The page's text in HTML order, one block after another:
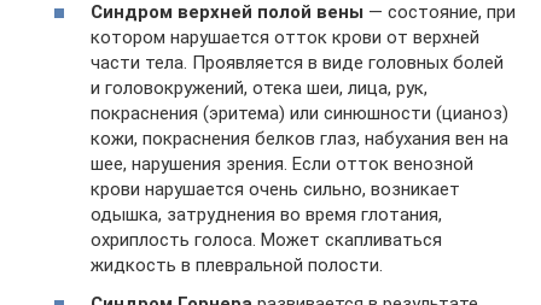
Синдром верхней полой вены — состояние, при
котором нарушается отток крови от верхней
части тела. Проявляется в виде головных болей
и головокружений, отека шеи, лица, рук,
покраснения (эритема) или синюшности (цианоз)
кожи, покраснения белков глаз, набухания вен на
шее, нарушения зрения. Если отток венозной
крови нарушается очень сильно, возникает
одышка, затруднения во время глотания,
охриплость голоса. Может скапливаться
жидкость в плевральной полости.